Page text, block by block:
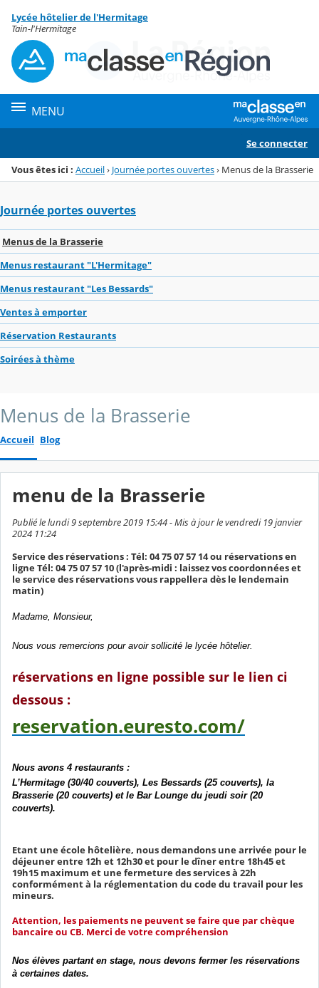
Menu de la rubrique
Contenu
Lycée hôtelier de l'Hermitage
Tain-l'Hermitage
MENU
Se connecter
Vous êtes ici : Accueil› Journée portes ouvertes› Menus de la Brasserie
Journée portes ouvertes
Menus de la Brasserie
Menus restaurant "L'Hermitage"
Menus restaurant "Les Bessards"
Ventes à emporter
Réservation Restaurants
Soirées à thème
Menus de la Brasserie
Accueil Blog
menu de la Brasserie
Publié le lundi 9 septembre 2019 15:44 - Mis à jour le vendredi 19 janvier
2024 11:24
Service des réservations : Tél: 04 75 07 57 14 ou réservations en
ligne Tél: 04 75 07 57 10 (l'après-midi : laissez vos coordonnées et
le service des réservations vous rappellera dès le lendemain
matin)
Madame, Monsieur,
Nous vous remercions pour avoir sollicité le lycée hôtelier.
réservations en ligne possible sur le lien ci
dessous :
reservation.euresto.com/
Nous avons 4 restaurants :
L’Hermitage (30/40 couverts), Les Bessards (25 couverts), la
Brasserie (20 couverts) et le Bar Lounge du jeudi soir (20
couverts).
Etant une école hôtelière, nous demandons une arrivée pour le
déjeuner entre 12h et 12h30 et pour le dîner entre 18h45 et
19h15 maximum et une fermeture des services à 22h
conformément à la réglementation du code du travail pour les
mineurs.
Attention, les paiements ne peuvent se faire que par chèque
bancaire ou CB. Merci de votre compréhension
Nos élèves partant en stage, nous devons fermer les réservations
à certaines dates.